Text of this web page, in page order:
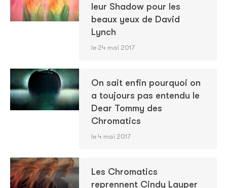
leur Shadow pour les
beaux yeux de David
Lynch
le 24 mai 2017
On sait enfin pourquoi on
a toujours pas entendu le
Dear Tommy des
Chromatics
le 4 mai 2017
Les Chromatics
reprennent Cindy Lauper